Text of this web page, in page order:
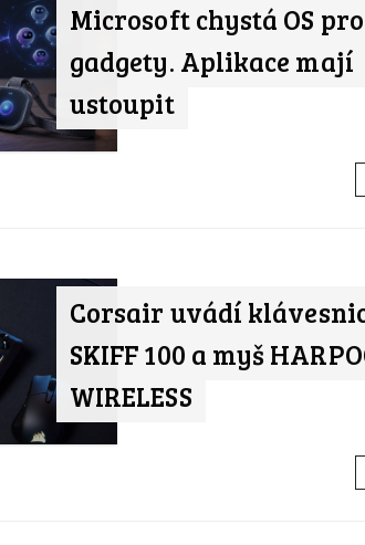
Microsoft chystá OS
gadgety. Aplikace mají
ustoupit
Corsair uvádí
SKIFF 100 a myš
WIRELESS